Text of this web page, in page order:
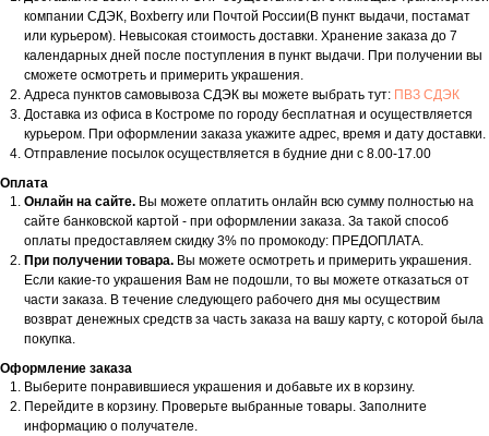
компании СДЭК, Boxberry или Почтой России(В пункт выдачи, постамат
или курьером). Невысокая стоимость доставки. Хранение заказа до 7
календарных дней после поступления в пункт выдачи. При получении вы
сможете осмотреть и примерить украшения.
Адреса пунктов самовывоза СДЭК вы можете выбрать тут: ПВЗ СДЭК
Доставка из офиса в Костроме по городу бесплатная и осуществляется
курьером. При оформлении заказа укажите адрес, время и дату доставки.
Отправление посылок осуществляется в будние дни с 8.00-17.00
Оплата
Онлайн на сайте. Вы можете оплатить онлайн всю сумму полностью на
сайте банковской картой - при оформлении заказа. За такой способ
оплаты предоставляем скидку 3% по промокоду: ПРЕДОПЛАТА.
При получении товара. Вы можете осмотреть и примерить украшения.
Если какие-то украшения Вам не подошли, то вы можете отказаться от
части заказа. В течение следующего рабочего дня мы осуществим
возврат денежных средств за часть заказа на вашу карту, с которой была
покупка.
Оформление заказа
Выберите понравившиеся украшения и добавьте их в корзину.
Перейдите в корзину. Проверьте выбранные товары. Заполните
информацию о получателе.